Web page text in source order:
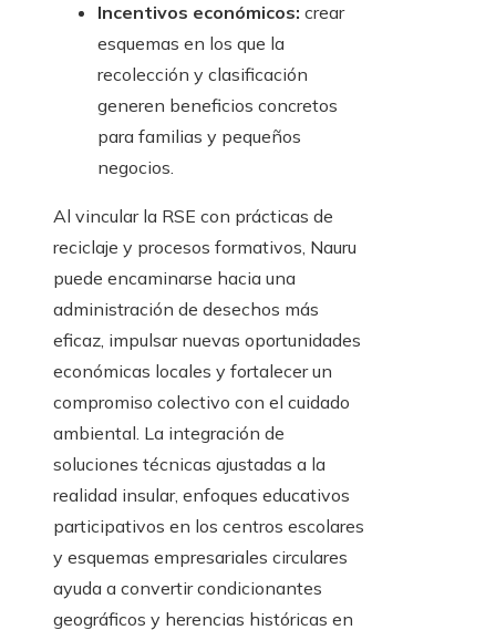
Incentivos económicos: crear
esquemas en los que la
recolección y clasificación
generen beneficios concretos
para familias y pequeños
negocios.
Al vincular la RSE con prácticas de
reciclaje y procesos formativos, Nauru
puede encaminarse hacia una
administración de desechos más
eficaz, impulsar nuevas oportunidades
económicas locales y fortalecer un
compromiso colectivo con el cuidado
ambiental. La integración de
soluciones técnicas ajustadas a la
realidad insular, enfoques educativos
participativos en los centros escolares
y esquemas empresariales circulares
ayuda a convertir condicionantes
geográficos y herencias históricas en